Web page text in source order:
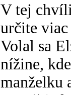
V tej
určite
Volal sa
nížine,
manželku